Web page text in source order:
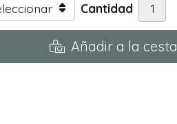
Cantidad
Añadir a la cesta